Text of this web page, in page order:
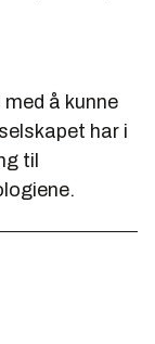
å kunne
har i
til